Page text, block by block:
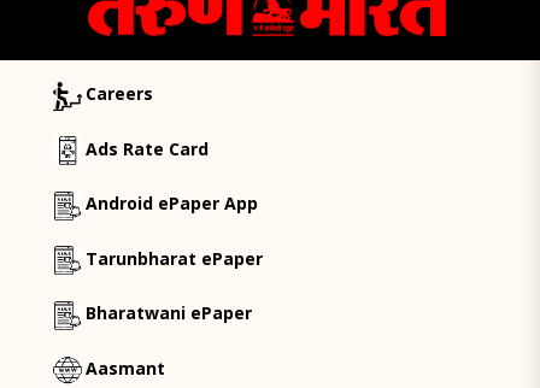
Careers
Ads Rate Card
Android ePaper App
Tarunbharat ePaper
Bharatwani ePaper
Aasmant